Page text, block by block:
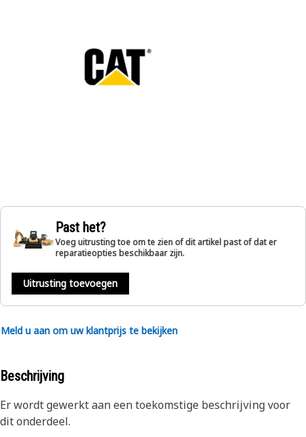
Past het?
Voeg uitrusting toe om te zien of dit artikel past of dat er
reparatieopties beschikbaar zijn.
Uitrusting toevoegen
Meld u aan om uw klantprijs te bekijken
Beschrijving
Er wordt gewerkt aan een toekomstige beschrijving voor
dit onderdeel.